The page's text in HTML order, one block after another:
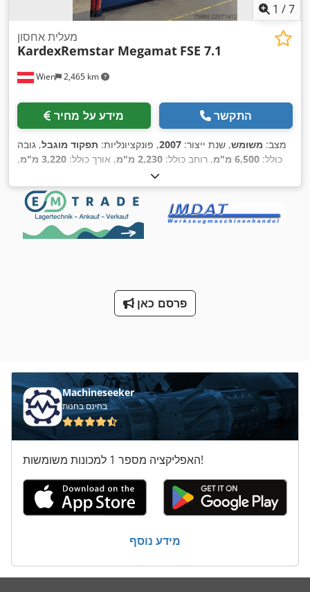
1 /7
Wien 2,465 km
מעלית אחסון
KardexRemstar Megamat FSE 7.1
מידע על מחיר התקשר
מצב: משומש, שנת ייצור: 2007, פונקציונליות: תפקוד מוגבל, גובה
כולל: 6,500 מ"מ , רוחב כולל: 2,230 מ"מ , אורך כולל: 3,220 מ"מ
,
מחסום אור בטיחותי, תיעוד / מדריך
פרסם כאן
Machineseeker
בחינם בחנות
האפליקציה מספר 1 למכונות משומשות!
מידע נוסף